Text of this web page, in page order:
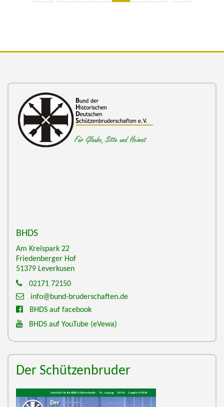
BHDS
Am Kreispark 22
Friedenberger Hof
51379 Leverkusen
02171 72150
info@bund-bruderschaften.de
BHDS auf facebook
BHDS auf YouTube (eVewa)
Der Schützenbruder